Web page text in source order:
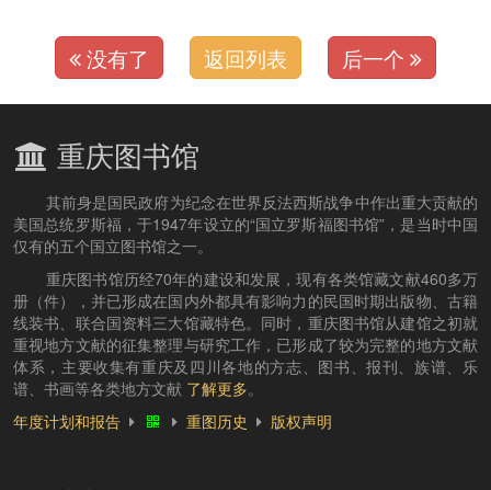
没有了 返回列表 后一个
重庆图书馆
其前身是国民政府为纪念在世界反法西斯战争中作出重大贡献的
美国总统罗斯福，于1947年设立的“国立罗斯福图书馆”，是当时中国
仅有的五个国立图书馆之一。
重庆图书馆历经70年的建设和发展，现有各类馆藏文献460多万
册（件），并已形成在国内外都具有影响力的民国时期出版物、古籍
线装书、联合国资料三大馆藏特色。同时，重庆图书馆从建馆之初就
重视地方文献的征集整理与研究工作，已形成了较为完整的地方文献
体系，主要收集有重庆及四川各地的方志、图书、报刊、族谱、乐
谱、书画等各类地方文献 了解更多。
年度计划和报告
重图历史 版权声明